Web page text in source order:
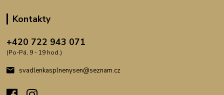
Kontakty
+420 722 943 071
(Po-Pá, 9 - 19 hod.)
svadlenkasplnenysen@seznam.cz